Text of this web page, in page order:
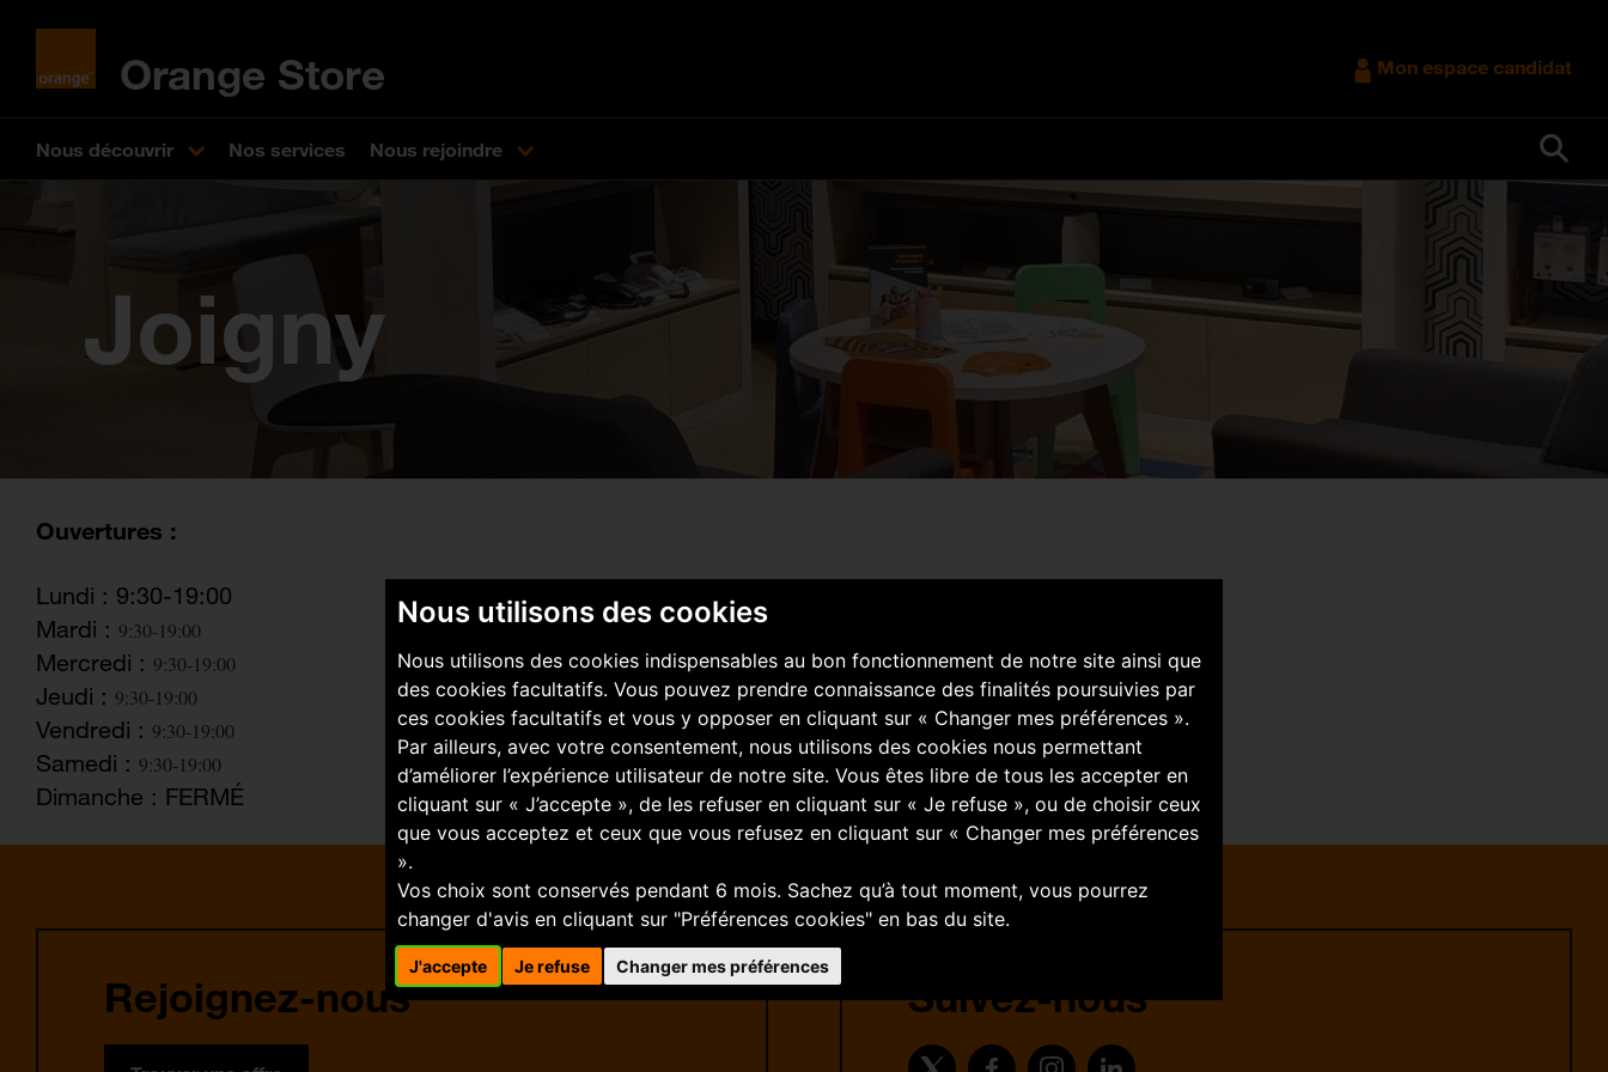
Nous utilisons des cookies
Nous utilisons des cookies indispensables au bon fonctionnement de notre site ainsi que
des cookies facultatifs. Vous pouvez prendre connaissance des finalités poursuivies par
ces cookies facultatifs et vous y opposer en cliquant sur « Changer mes préférences ».
Par ailleurs, avec votre consentement, nous utilisons des cookies nous permettant
d’améliorer l’expérience utilisateur de notre site. Vous êtes libre de tous les accepter en
cliquant sur « J’accepte », de les refuser en cliquant sur « Je refuse », ou de choisir ceux
que vous acceptez et ceux que vous refusez en cliquant sur « Changer mes préférences
».
Vos choix sont conservés pendant 6 mois. Sachez qu’à tout moment, vous pourrez
changer d'avis en cliquant sur "Préférences cookies" en bas du site.
J'accepte Je refuse Changer mes préférences
Orange Store
Nous découvrir Nos services Nous rejoindre
Mon espace candidat
Joigny
Ouvertures :
Lundi : 9:30-19:00
Mardi : 9:30-19:00
Mercredi : 9:30-19:00
Jeudi : 9:30-19:00
Vendredi : 9:30-19:00
Samedi : 9:30-19:00
Dimanche : FERMÉ
Rejoignez-nous Suivez-nous